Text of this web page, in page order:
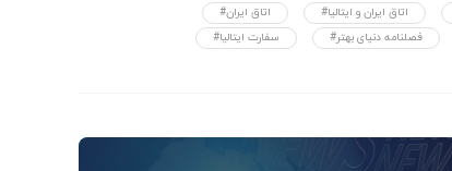
#اتاق ایران
#اتاق ایران و ایتالیا
#سفارت ایتالیا
#فصلنامه دنیای بهتر